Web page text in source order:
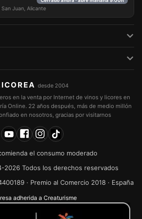
Juan, Alicante
desde 2004
en la venta por Internet de vinos y licores en
Online. 22 años después, más de medio millón
en nosotros, gracias por visitarnos
el consumo moderado
Todos los derechos reservados
· Premio al Comercio 2018 · España
adherida a Creaturisme